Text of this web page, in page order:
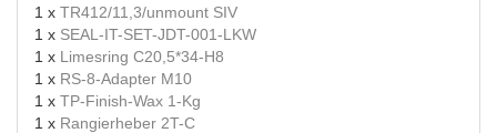
1 x TR412/11,3/unmount SIV
1 x SEAL-IT-SET-JDT-001-LKW
1 x Limesring C20,5*34-H8
1 x RS-8-Adapter M10
1 x TP-Finish-Wax 1-Kg
1 x Rangierheber 2T-C